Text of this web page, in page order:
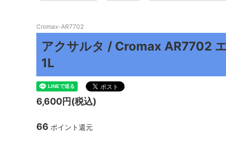
Cromax-AR7702
アクサルタ / Cromax AR7702
1L
6,600円(税込)
66 ポイント還元